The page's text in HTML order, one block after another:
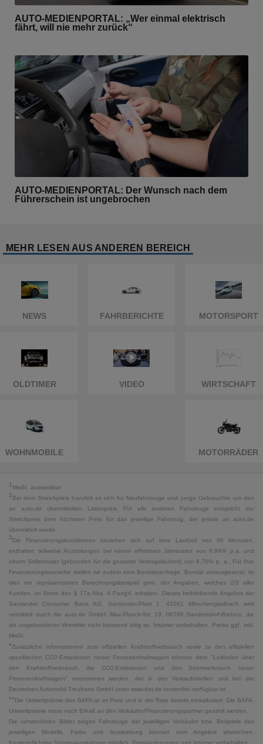
AUTO-MEDIENPORTAL: „Wer einmal elektrisch
fährt, will nie mehr zurück“
AUTO-MEDIENPORTAL: Der Wunsch nach dem
Führerschein ist ungebrochen
MEHR LESEN AUS ANDEREN BEREICH
NEWS FAHRBERICHTE MOTORSPORT
OLDTIMER VIDEO WIRTSCHAFT
WOHNMOBILE MOTORRÄDER
1MwSt. ausweisbar
2Bei dem Streichpreis handelt es sich für Neufahrzeuge und junge Gebrauchte um den
an auto.de übermittelten Listenpreis. Für alle anderen Fahrzeuge entspricht der
Streichpreis dem höchsten Preis für das jeweilige Fahrzeug, der jemals an auto.de
übermittelt wurde.
3Die Finanzierungskonditionen beziehen sich auf eine Laufzeit von 60 Monaten,
enthalten teilweise Anzahlungen bei einem effektiven Jahreszins von 6,99% p.a. und
einem Sollzinssatz (gebunden für die gesamte Vertragslaufzeit) von 6,78% p. a.. Für Ihre
Finanzierungswünsche stellen wir zudem eine Bonitätsanfrage. Bonität vorausgesetzt, ist
dies ein repräsentatives Berechnungsbeispiel gem. der Angaben, welches 2/3 aller
Kunden, im Sinne des § 17a Abs. 4 PangV, erhalten. Dieses freibleibende Angebot der
Santander Consumer Bank AG, Santander-Platz 1, 41061 Mönchengladbach wird
vermittelt durch die auto.de GmbH, Max-Planck-Str. 19, 06796 Sandersdorf-Brehna, die
als ungebundener Vermittler nicht beratend tätig ist. Irrtümer vorbehalten. Preise ggf. inkl.
MwSt.
*Zusätzliche Informationen zum offiziellen Kraftstoffverbrauch sowie zu den offiziellen
spezifischen CO2-Emissionen neuer Personenkraftwagen können dem "Leitfaden über
den Kraftstoffverbrauch, die CO2-Emissionen und den Stromverbrauch neuer
Personenkraftwagen" entnommen werden, der in den Verkaufsstellen und bei der
Deutschen Automobil Treuhand GmbH unter www.dat.de kostenfrei verfügbar ist.
**Die Umweltprämie des BAFA ist im Preis und in der Rate bereits einkalkuliert. Die BAFA-
Umweltprämie muss nach Erhalt an den Verkäufer/Finanzierungspartner gezahlt werden.
Die verwendeten Bilder zeigen Fahrzeuge der jeweiligen Verkäufer bzw. Beispiele des
jeweiligen Modells. Farbe und Ausstattung können vom Angebot abweichen.
Kostenpflichtige Sonderausstattung möglich. Preisänderungen und Irrtümer vorbehalten.